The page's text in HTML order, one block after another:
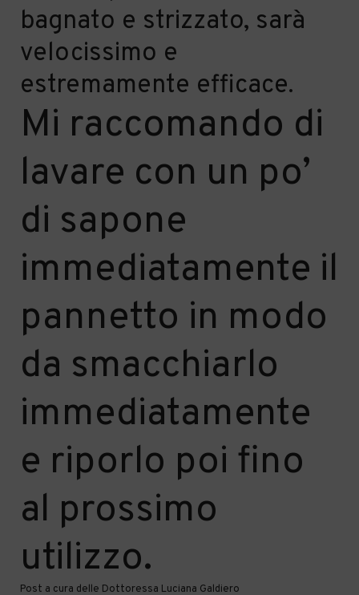
bagnato e strizzato, sarà
velocissimo e
estremamente efficace.
Mi raccomando di
lavare con un po’
di sapone
immediatamente il
pannetto in modo
da smacchiarlo
immediatamente
e riporlo poi fino
al prossimo
utilizzo.
Post a cura delle Dottoressa Luciana Galdiero